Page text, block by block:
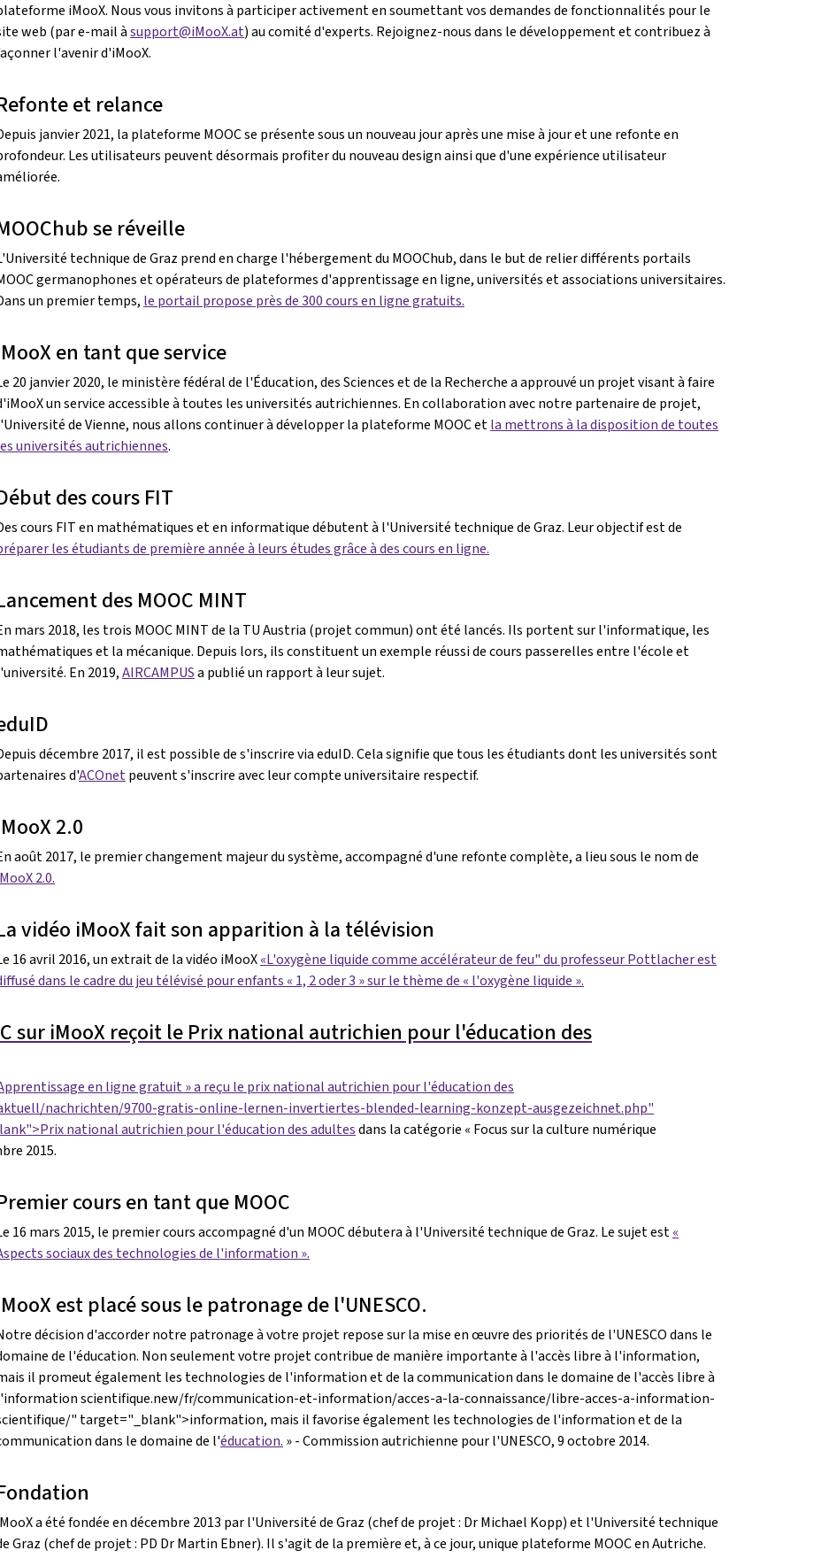
iMooX. Nous vous invitons à participer activement en soumettant vos demandes de fonctionnalités pour le
web (par e-mail àsupport@iMooX.at) au comité d'experts. Rejoignez-nous dans le développement et contribuez à
l'avenir d'iMooX.
et relance
janvier 2021, la plateforme MOOC se présente sous un nouveau jour après une mise à jour et une refonte en
Les utilisateurs peuvent désormais profiter du nouveau design ainsi que d'une expérience utilisateur
se réveille
technique de Graz prend en charge l'hébergement du MOOChub, dans le but de relier différents portails
germanophones et opérateurs de plateformes d'apprentissage en ligne, universités et associations universitaires.
un premier temps, le portail propose près de 300 cours en ligne gratuits.
en tant que service
20 janvier 2020, le ministère fédéral de l'Éducation, des Sciences et de la Recherche a approuvé un projet visant à faire
un service accessible à toutes les universités autrichiennes. En collaboration avec notre partenaire de projet,
de Vienne, nous allons continuer à développer la plateforme MOOC etla mettrons à la disposition de toutes
universités autrichiennes.
des cours FIT
cours FIT en mathématiques et en informatique débutent à l'Université technique de Graz. Leur objectif est de
les étudiants de première année à leurs études grâce à des cours en ligne.
des MOOC MINT
mars 2018, les trois MOOC MINT de la TU Austria (projet commun) ont été lancés. Ils portent sur l'informatique, les
et la mécanique. Depuis lors, ils constituent un exemple réussi de cours passerelles entre l'école et
En 2019,AIRCAMPUSa publié un rapport à leur sujet.
décembre 2017, il est possible de s'inscrire via eduID. Cela signifie que tous les étudiants dont les universités sont
d'ACOnetpeuvent s'inscrire avec leur compte universitaire respectif.
2.0
août 2017, le premier changement majeur du système, accompagné d'une refonte complète, a lieu sous le nom de
2.0.
vidéo iMooX fait son apparition à la télévision
16 avril 2016, un extrait de la vidéo iMooX«L'oxygène liquide comme accélérateur de feu" du professeur Pottlacher est
dans le cadre du jeu télévisé pour enfants « 1, 2 oder 3 » sur le thème de « l'oxygène liquide ».
sur iMooX reçoit le Prix national autrichien pour l'éducation des
Apprentissage en ligne gratuit » a reçu le prix national autrichien pour l'éducation des
nachrichten/9700-gratis-online-lernen-invertiertes-blended-learning-konzept-ausgezeichnet.php"
national autrichien pour l'éducation des adultesdans la catégorie « Focus sur la culture numérique
2015.
cours en tant que MOOC
16 mars 2015, le premier cours accompagné d'un MOOC débutera à l'Université technique de Graz. Le sujet est«
sociaux des technologies de l'information ».
est placé sous le patronage de l'UNESCO.
décision d'accorder notre patronage à votre projet repose sur la mise en œuvre des priorités de l'UNESCO dans le
de l'éducation. Non seulement votre projet contribue de manière importante à l'accès libre à l'information,
il promeut également les technologies de l'information et de la communication dans le domaine de l'accès libre à
scientifique.new/fr/communication-et-information/acces-a-la-connaissance/libre-acces-a-information-
" target="_blank">information, mais il favorise également les technologies de l'information et de la
dans le domaine de l'éducation. » - Commission autrichienne pour l'UNESCO, 9 octobre 2014.
a été fondée en décembre 2013 par l'Université de Graz (chef de projet : Dr Michael Kopp) et l'Université technique
Graz (chef de projet : PD Dr Martin Ebner). Il s'agit de la première et, à ce jour, unique plateforme MOOC en Autriche.